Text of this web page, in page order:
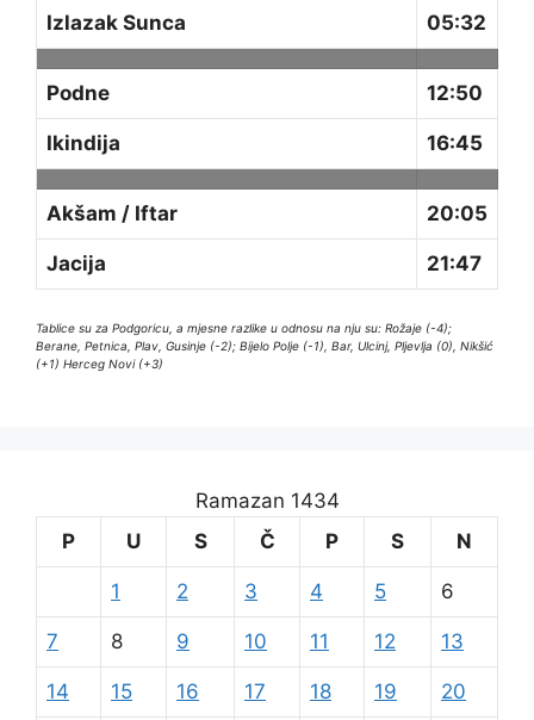
Izlazak Sunca 05:32
Podne 12:50
Ikindija 16:45
Akšam / Iftar 20:05
Jacija 21:47
Tablice su za Podgoricu, a mjesne razlike u odnosu na nju su: Rožaje (-4);
Berane, Petnica, Plav, Gusinje (-2); Bijelo Polje (-1), Bar, Ulcinj, Pljevlja (0), Nikšić
(+1) Herceg Novi (+3)
Ramazan 1434
P
U S Č P S N
1 2 3 4 5 6
7 8 9 10 11 12 13
14 15 16 17 18 19 20